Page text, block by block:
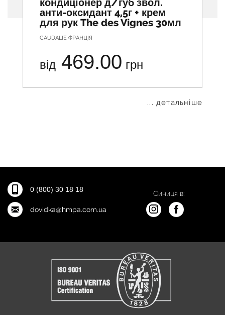
анти-оксидант 4,5г + крем
для рук The des Vignes 30мл
CAUDALIE ФРАНЦІЯ
від 469.00 грн
... детальніше
0 (800) 30 18 18
dovidka@hmpa.com.ua
Синиця в: